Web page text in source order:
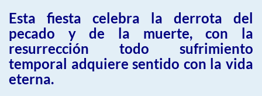
Esta fiesta celebra la derrota del
pecado y de la muerte, con la
resurrección todo sufrimiento
temporal adquiere sentido con la vida
eterna.